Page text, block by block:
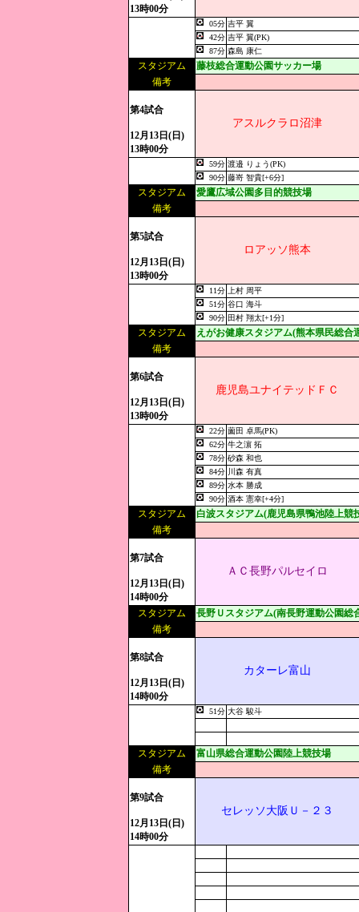
13時00分
05分 吉平 翼
42分 吉平 翼(PK)
87分 森島 康仁
スタジアム
藤枝総合運動公園サッカー場
備考
第4試合
12月13日(日)
13時00分
アスルクラロ沼津
59分 渡邉 りょう(PK)
90分 藤嵜 智貴[+6分]
スタジアム
愛鷹広域公園多目的競技場
備考
第5試合
12月13日(日)
13時00分
ロアッソ熊本
11分
上村 周平
51分 谷口 海斗
90分 田村 翔太[+1分]
スタジアム
えがお健康スタジアム(熊本県民総合
備考
第6試合
12月13日(日)
13時00分
鹿児島ユナイテッドＦＣ
22分 薗田 卓馬(PK)
62分 牛之濵 拓
78分 砂森 和也
84分
川森 有真
89分 水本 勝成
90分 酒本 憲幸[+4分]
スタジアム
白波スタジアム(鹿児島県鴨池陸上競
備考
第7試合
12月13日(日)
14時00分
ＡＣ長野パルセイロ
スタジアム
長野Ｕスタジアム(南長野運動公園総
備考
第8試合
12月13日(日)
14時00分
カターレ富山
51分 大谷 駿斗
スタジアム
富山県総合運動公園陸上競技場
備考
第9試合
12月13日(日)
14時00分
セレッソ大阪Ｕ－２３